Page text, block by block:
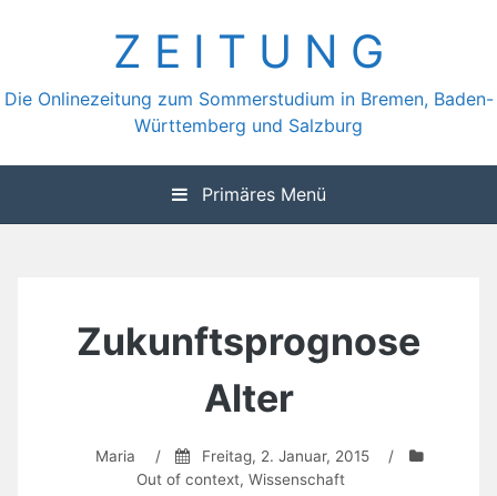
Z E I T U N G
Die Onlinezeitung zum Sommerstudium in Bremen, Baden-
Württemberg und Salzburg
Primäres Menü
Zukunftsprognose
Alter
Maria / Freitag, 2. Januar, 2015
/
Out of context,Wissenschaft